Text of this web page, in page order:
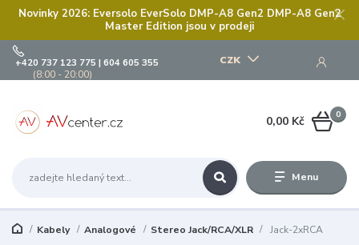
Novinky 2026: Eversolo EverSolo DMP-A8 Gen2 DMP-A8 Gen2
Master Edition jsou v prodeji
Menu
CZK
+420 737 123 775 | 604 605 355
(8:00 - 20:00)
0
0,00 Kč
Kabely Analogové Stereo Jack/RCA/XLR Jack-2xRCA